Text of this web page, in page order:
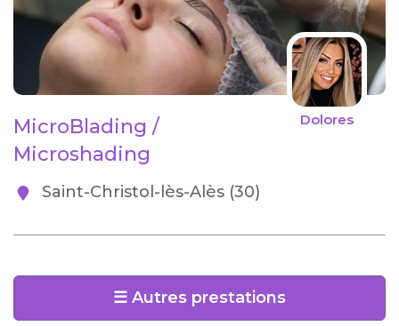
Dolores
MicroBlading /
Microshading
Saint-Christol-lès-Alès (30)
☰ Autres prestations